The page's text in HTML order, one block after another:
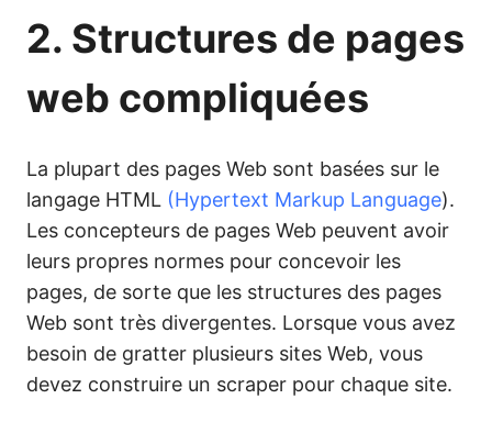
2. Structures de pages
web compliquées
La plupart des pages Web sont basées sur le
langage HTML (Hypertext Markup Language).
Les concepteurs de pages Web peuvent avoir
leurs propres normes pour concevoir les
pages, de sorte que les structures des pages
Web sont très divergentes. Lorsque vous avez
besoin de gratter plusieurs sites Web, vous
devez construire un scraper pour chaque site.